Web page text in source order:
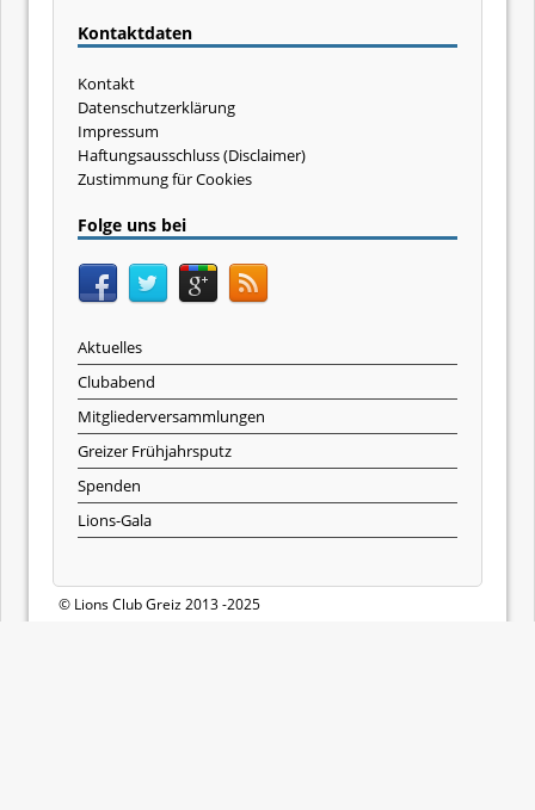
Kontaktdaten
Kontakt
Datenschutzerklärung
Impressum
Haftungsausschluss (Disclaimer)
Zustimmung für Cookies
Folge uns bei
Aktuelles
Clubabend
Mitgliederversammlungen
Greizer Frühjahrsputz
Spenden
Lions-Gala
© Lions Club Greiz 2013 -2025